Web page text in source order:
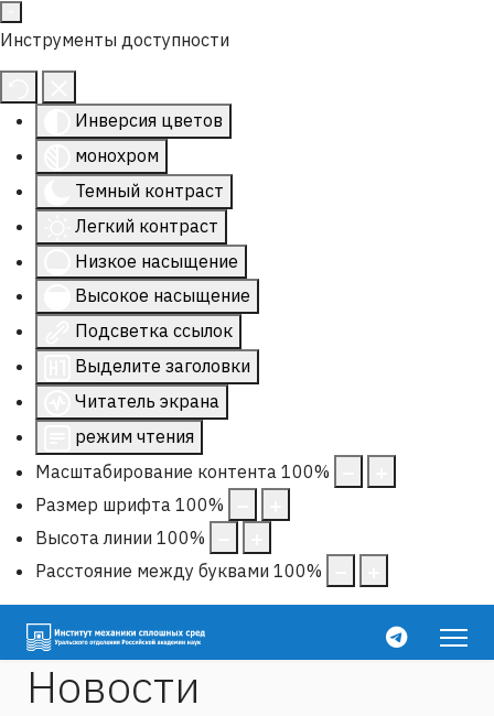
Инструменты доступности
Инверсия цветов
монохром
Темный контраст
Легкий контраст
Низкое насыщение
Высокое насыщение
Подсветка ссылок
Выделите заголовки
Читатель экрана
режим чтения
Масштабирование контента 100%
Размер шрифта 100%
Высота линии 100%
Расстояние между буквами 100%
Новости